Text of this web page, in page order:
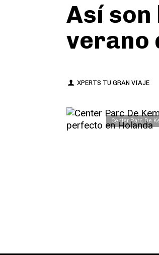
Así son
verano
XPERTS TU GRAN VIAJE
Center Parc De